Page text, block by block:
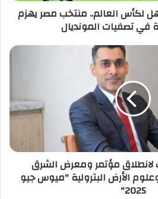
لكأس العالم.. منتخب مصر يهزم
في تصفيات المونديال
لانطلاق مؤتمر ومعرض الشرق
الأرض البترولية "ميوس جيو
2025"